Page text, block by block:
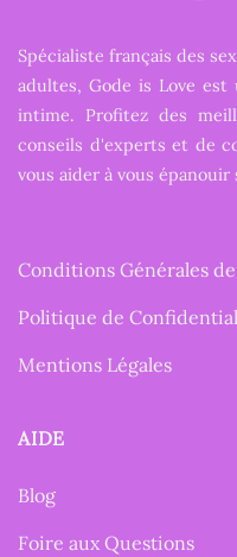
Spécialiste français des
adultes, Gode is Love
intime. Profitez des
conseils d'experts et de
vous aider à vous épanouir
Conditions Générales
Politique de
Mentions Légales
AIDE
Blog
Foire aux Questions